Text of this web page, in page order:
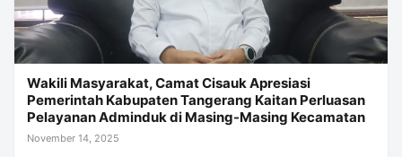
Wakili Masyarakat, Camat Cisauk Apresiasi
Pemerintah Kabupaten Tangerang Kaitan Perluasan
Pelayanan Adminduk di Masing-Masing Kecamatan
November 14, 2025